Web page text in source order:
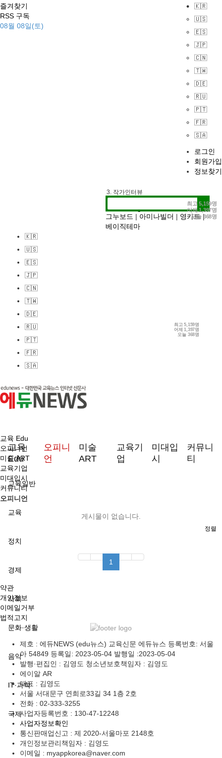
즐겨찾기
RSS 구독
08월 08일(토)
🇰🇷
🇺🇸
🇪🇸
🇯🇵
🇨🇳
🇹🇼
🇩🇪
🇷🇺
🇵🇹
🇫🇷
🇸🇦
로그인
회원가입
정보찾기
최고5,159명
어제1,397명
오늘 368명
3. 작가인터뷰
그누보드 | 아미나빌더 | 영카트 |
베이직테마
🇰🇷
🇺🇸
🇪🇸
🇯🇵
🇨🇳
🇹🇼
🇩🇪
🇷🇺
🇵🇹
🇫🇷
🇸🇦
최고5,159명
어제1,397명
오늘 368명
교육
Edu
교육일반
교육
정치
경제
사회
문화·생활
음악
IT·과학
국제
오피니
언
미술
ART
교육기
업
미대입
시
커뮤니
티
교육 Edu
오피니언
미술 ART
교육기업
미대입시
커뮤니티
오피니언
게시물이 없습니다.
정렬
1
약관
개인정보
이메일거부
법적고지
제호 : 에듀NEWS (edu뉴스) 교육신문 에듀뉴스 등록번호: 서울
아 54849 등록일: 2023-05-04 발행일 :2023-05-04
발행·편집인 : 김영도 청소년보호책임자 : 김영도
에이알 AR
대표 : 김영도
서울 서대문구 연희로33길 34 1층 2호
전화 : 02-333-3255
사업자등록번호 : 130-47-12248
사업자정보확인
통신판매업신고 : 제 2020-서울마포 2148호
개인정보관리책임자 : 김영도
이메일 : myappkorea@naver.com